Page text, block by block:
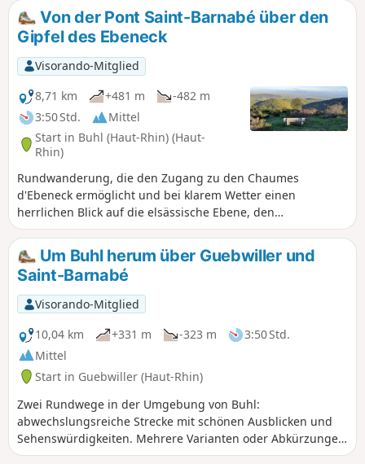
Von der Pont Saint-Barnabé über den
Gipfel des Ebeneck
Visorando-Mitglied
8,71 km
+481 m
-482 m
3:50 Std.
Mittel
Start in Buhl (Haut-Rhin) (Haut-
Rhin)
Rundwanderung, die den Zugang zu den Chaumes
d'Ebeneck ermöglicht und bei klarem Wetter einen
herrlichen Blick auf die elsässische Ebene, den
Schwarzwald und, je nach Wetterlage, die Alpen bietet.
Um Buhl herum über Guebwiller und
Saint-Barnabé
Visorando-Mitglied
10,04 km
+331 m -323 m
3:50 Std.
Mittel
Start in Guebwiller (Haut-Rhin)
Zwei Rundwege in der Umgebung von Buhl:
abwechslungsreiche Strecke mit schönen Ausblicken und
Sehenswürdigkeiten. Mehrere Varianten oder Abkürzungen
sind möglich.